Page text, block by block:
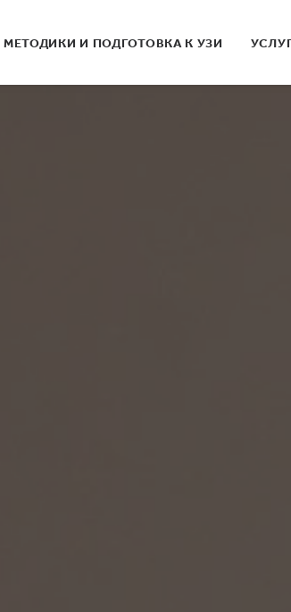
МЕТОДИКИ И ПОДГОТОВКА К УЗИ